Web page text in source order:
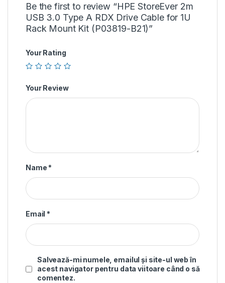
Be the first to review “HPE StoreEver 2m
USB 3.0 Type A RDX Drive Cable for 1U
Rack Mount Kit (P03819-B21)”
Your Rating
Your Review
Name *
Email *
Salvează-mi numele, emailul și site-ul web în
acest navigator pentru data viitoare când o să
comentez.